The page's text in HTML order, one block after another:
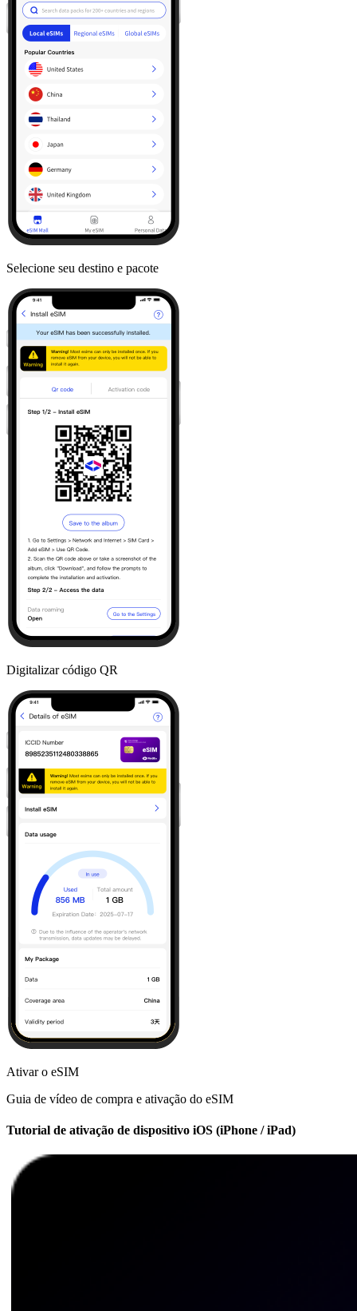
Selecione seu destino e pacote
Digitalizar código QR
Ativar o eSIM
Guia de vídeo de compra e ativação do eSIM
Tutorial de ativação de dispositivo iOS (iPhone / iPad)